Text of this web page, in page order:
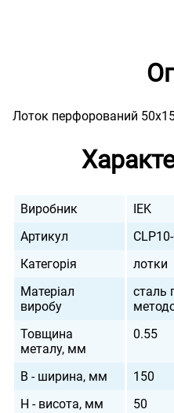
Лоток перфорований
Виробник
IEK
Артикул
Категорія
лотки
Матеріал
виробу
сталь
Товщина
металу, мм
0.55
B - ширина, мм
150
H - висота, мм
50